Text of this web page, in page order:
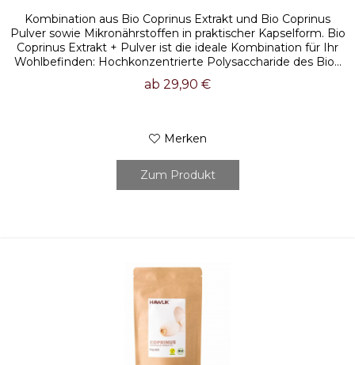
Kombination aus Bio Coprinus Extrakt und Bio Coprinus
Pulver sowie Mikronährstoffen in praktischer Kapselform. Bio
Coprinus Extrakt + Pulver ist die ideale Kombination für Ihr
Wohlbefinden: Hochkonzentrierte Polysaccharide des Bio...
ab 29,90 €
Merken
Zum Produkt